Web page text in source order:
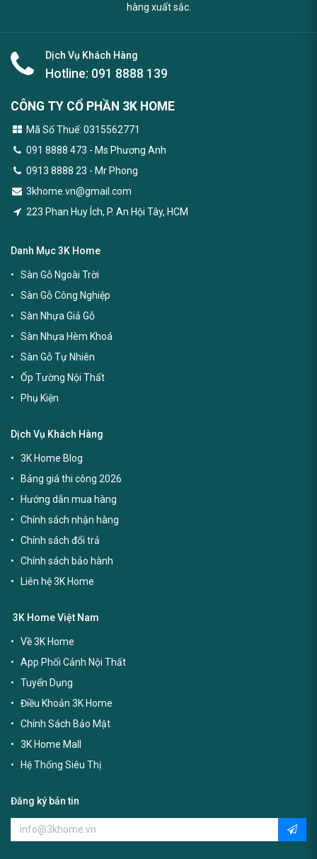
hàng xuất sắc.
Dịch Vụ Khách Hàng
Hotline: 091 8888 139
CÔNG TY CỔ PHẦN 3K HOME
Mã Số Thuế: 0315562771
091 8888 473 - Ms Phương Anh
0913 8888 23 - Mr Phong
3khome.vn@gmail.com
223 Phan Huy Ích, P. An Hội Tây, HCM
Danh Mục 3K Home
Sàn Gỗ Ngoài Trời
Sàn Gỗ Công Nghiệp
Sàn Nhựa Giả Gỗ
Sàn Nhựa Hèm Khoá
Sàn Gỗ Tự Nhiên
Ốp Tường Nội Thất
Phụ Kiện
Dịch Vụ Khách Hàng
3K Home Blog
Bảng giá thi công 2026
Hướng dẫn mua hàng
Chính sách nhận hàng
Chính sách đổi trả
Chính sách bảo hành
Liên hệ 3K Home
3K Home Việt Nam
Về 3K Home
App Phối Cảnh Nội Thất
Tuyển Dụng
Điều Khoản 3K Home
Chính Sách Bảo Mật
3K Home Mall
Hệ Thống Siêu Thị
Đăng ký bản tin